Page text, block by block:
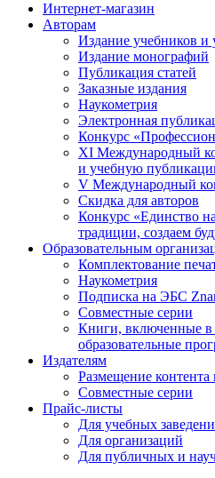
Интернет-магазин
Авторам
Издание учебников и
Издание монографий
Публикация статей
Заказные издания
Наукометрия
Электронная
Конкурс
XI Международный
и учебную
V Международный
Скидка для авторов
Конкурс «Единство
традиции, создаем
Образовательным
Комплектование
Наукометрия
Подписка на ЭБС
Совместные серии
Книги, включенные
образовательные
Издателям
Размещение
Совместные серии
Прайс-листы
Для учебных
Для организаций
Для публичных и